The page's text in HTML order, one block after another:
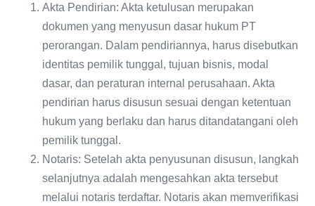
Akta Pendirian: Akta ketulusan merupakan
dokumen yang menyusun dasar hukum PT
perorangan. Dalam pendiriannya, harus disebutkan
identitas pemilik tunggal, tujuan bisnis, modal
dasar, dan peraturan internal perusahaan. Akta
pendirian harus disusun sesuai dengan ketentuan
hukum yang berlaku dan harus ditandatangani oleh
pemilik tunggal.
Notaris: Setelah akta penyusunan disusun, langkah
selanjutnya adalah mengesahkan akta tersebut
melalui notaris terdaftar. Notaris akan memverifikasi